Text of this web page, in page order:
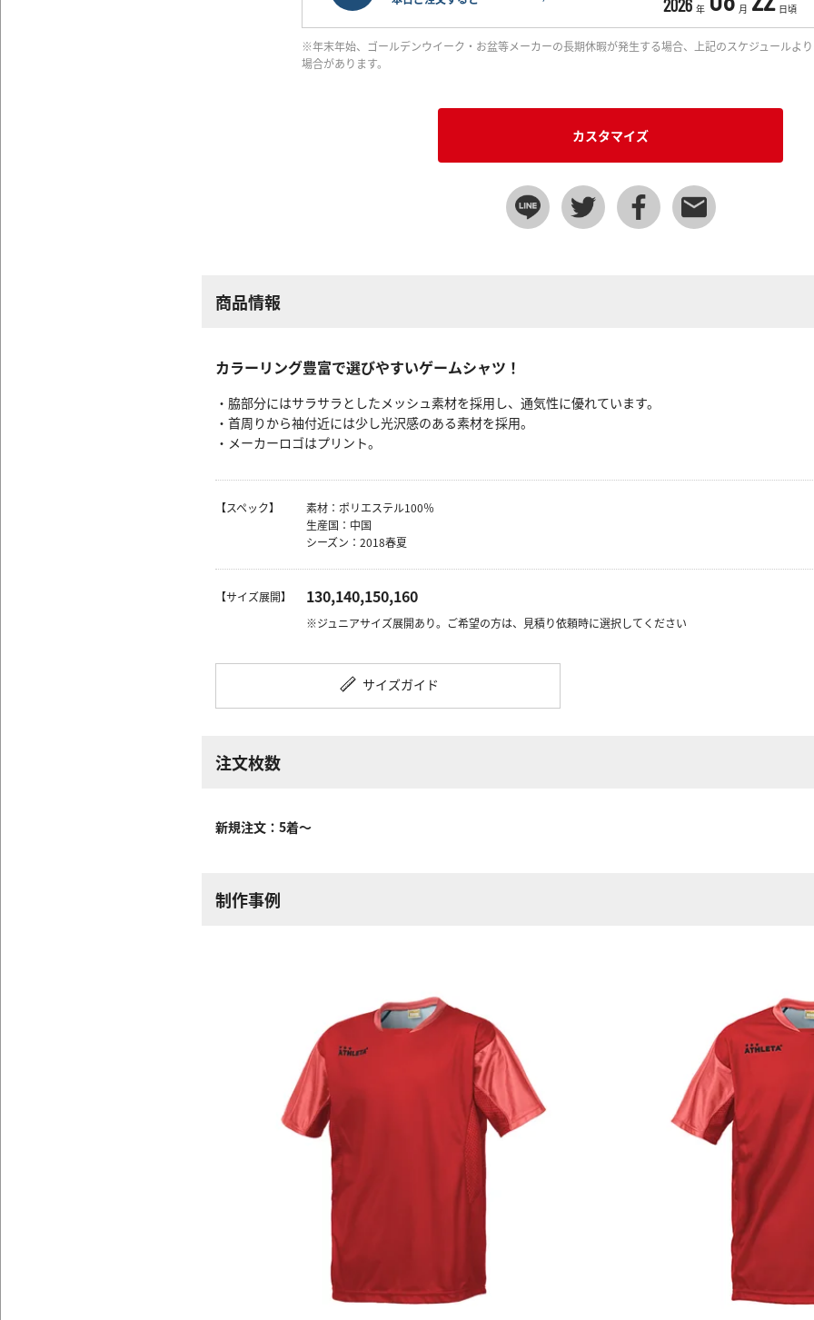
2026 年 月 日頃
※年末年始、ゴールデンウイーク・お盆等メーカーの長期休暇が発生する場合、上記のスケジュールよ
場合があります。
カスタマイズ
商品情報
カラーリング豊富で選びやすいゲームシャツ！
・脇部分にはサラサラとしたメッシュ素材を採用し、通気性に優れています。
・首周りから袖付近には少し光沢感のある素材を採用。
・メーカーロゴはプリント。
【スペック】
素材：ポリエステル100％
生産国：中国
シーズン：2018春夏
【サイズ展開】 130,140,150,160
※ジュニアサイズ展開あり。ご希望の方は、見積り依頼時に選択してください
サイズガイド
注文枚数
新規注文：5着～
制作事例